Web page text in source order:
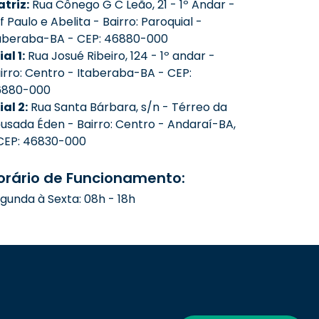
Rua Cônego G C Leão, 21 - 1º Andar -
Paulo e Abelita - Bairro: Paroquial -
BA - CEP: 46880-000
1: Rua Josué Ribeiro, 124 - 1º andar -
Centro - Itaberaba-BA - CEP:
000
2: Rua Santa Bárbara, s/n - Térreo da
Éden - Bairro: Centro - Andaraí-BA,
46830-000
de Funcionamento:
à Sexta: 08h - 18h